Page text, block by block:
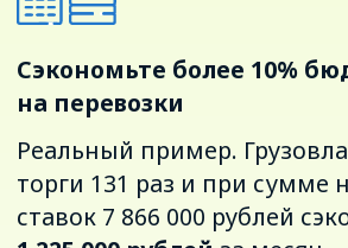
Пример отчёта по эффективности торгов за 1 месяц
Освободите до 50% времени
сотрудников